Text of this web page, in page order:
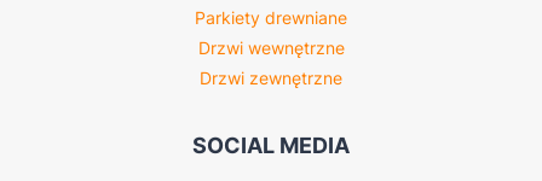
Parkiety drewniane
Drzwi wewnętrzne
Drzwi zewnętrzne
SOCIAL MEDIA